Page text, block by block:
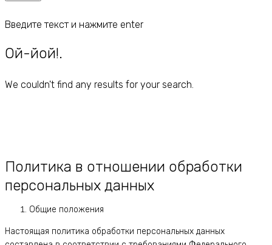
Введите текст и нажмите enter
Ой-йой!.
We couldn't find any results for your search.
Политика в отношении обработки
персональных данных
Общие положения
Настоящая политика обработки персональных данных